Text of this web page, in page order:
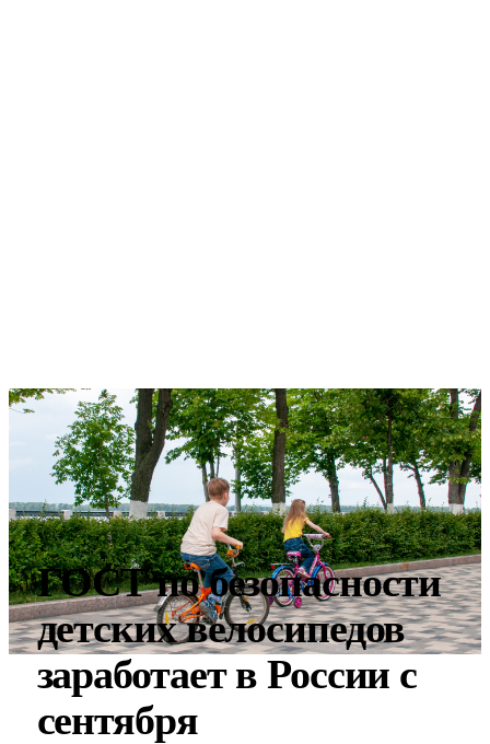
ГОСТ по безопасности
детских велосипедов
заработает в России с
сентября